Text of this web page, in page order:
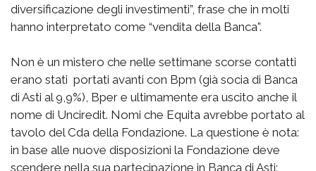
diversificazione degli investimenti”, frase che in molti
hanno interpretato come “vendita della Banca”.
Non è un mistero che nelle settimane scorse contatti
erano stati portati avanti con Bpm (già socia di Banca
di Asti al 9,9%), Bper e ultimamente era uscito anche il
nome di Unciredit. Nomi che Equita avrebbe portato al
tavolo del Cda della Fondazione. La questione è nota:
in base alle nuove disposizioni la Fondazione deve
scendere nella sua partecipazione in Banca di Asti: